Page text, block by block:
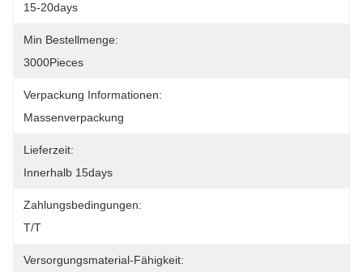
15-20days
Min Bestellmenge:
3000Pieces
Verpackung Informationen:
Massenverpackung
Lieferzeit:
Innerhalb 15days
Zahlungsbedingungen:
T/T
Versorgungsmaterial-Fähigkeit: